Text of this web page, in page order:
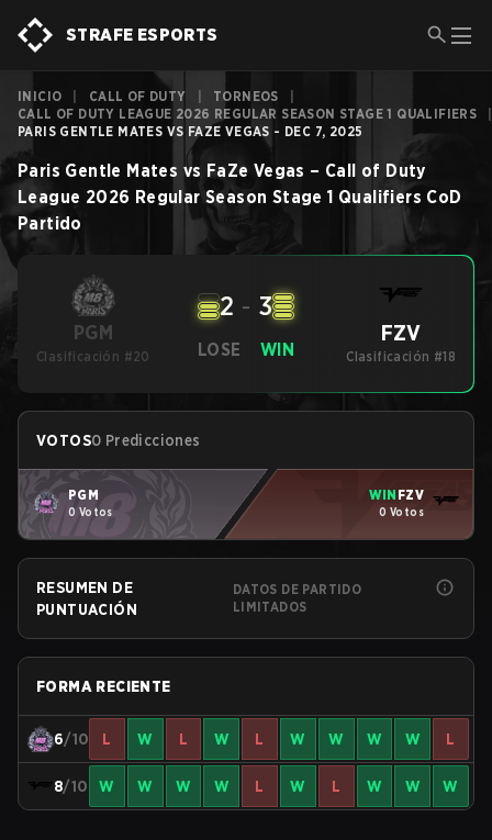
STRAFE ESPORTS
INICIO CALL OF DUTY TORNEOS
CALL OF DUTY LEAGUE 2026 REGULAR SEASON STAGE 1 QUALIFIERS
PARIS GENTLE MATES VS FAZE VEGAS - DEC 7, 2025
Paris Gentle Mates vs FaZe Vegas – Call of Duty
League 2026 Regular Season Stage 1 Qualifiers CoD
Partido
PGM
Clasificación #20 LOSE
2 - 3
WIN
FZV
Clasificación #18
VOTOS0 Predicciones
PGM
0 Votos
WIN FZV
0 Votos
RESUMEN DE
PUNTUACIÓN
DATOS DE PARTIDO
LIMITADOS
FORMA RECIENTE
6/10 L W L W L W W W W L
8/10 W W W W L W L W W W